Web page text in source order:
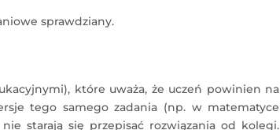
sprawdziany.
które uważa, że uczeń powinien na
tego samego zadania (np. w matematyce
starają się przepisać rozwiązania od kolegi.